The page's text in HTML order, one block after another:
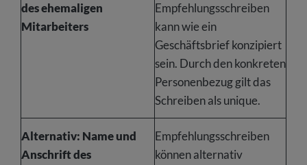
des ehemaligen
Mitarbeiters
Empfehlungsschreiben
kann wie ein
Geschäftsbrief konzipiert
sein. Durch den konkreten
Personenbezug gilt das
Schreiben als unique.
Alternativ: Name und
Anschrift des
Empfehlungsschreiben
können alternativ